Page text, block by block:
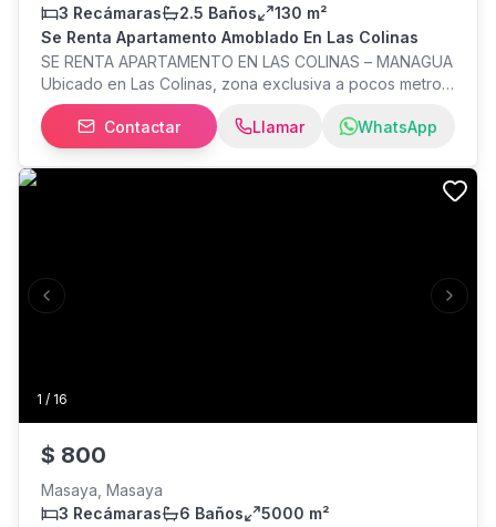
3 Recámaras
2.5 Baños
130 m²
Se Renta Apartamento Amoblado En Las Colinas
SE RENTA APARTAMENTO EN LAS COLINAS – MANAGUA
Ubicado en Las Colinas, zona exclusiva a pocos metros
de la primera entrada. Muy cerca de Galerías Santo
Domingo, restaurantes, plaza comercial, bancos y
Carretera a Masaya. Características del apartamento: 3
habitaciones + cuarto de servicio 2.5 baños
Completamente amueblado Dentro de complejo privado
mensuales Se pide primer mes + depósito Más
información: (WhatsApp)
Contactar Llamar WhatsApp
1 / 16
Previous slide Next
$ 800
Masaya, Masaya
3 Recámaras
6 Baños
5000 m²